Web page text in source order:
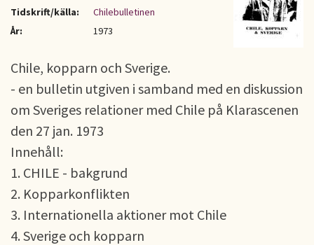
Tidskrift/källa:
Chilebulletinen
År:
1973
Chile, kopparn och Sverige.
- en bulletin utgiven i samband med en diskussion
om Sveriges relationer med Chile på Klarascenen
den 27 jan. 1973
Innehåll:
1. CHILE - bakgrund
2. Kopparkonflikten
3. Internationella aktioner mot Chile
4. Sverige och kopparn